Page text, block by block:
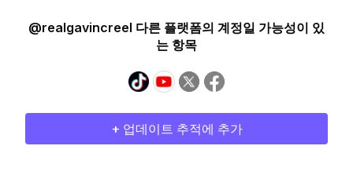
@realgavincreel 다른 플랫폼의 계정일 가능성이 있
는 항목
+ 업데이트 추적에 추가